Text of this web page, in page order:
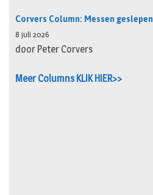
Corvers Column: Messen geslepen
8 juli 2026
door Peter Corvers
Meer Columns KLIK HIER>>